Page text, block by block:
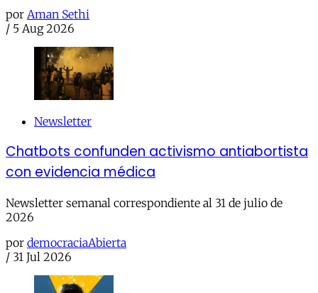
por Aman Sethi
/ 5 Aug 2026
Newsletter
Chatbots confunden activismo antiabortista
con evidencia médica
Newsletter semanal correspondiente al 31 de julio de
2026
por democraciaAbierta
/ 31 Jul 2026